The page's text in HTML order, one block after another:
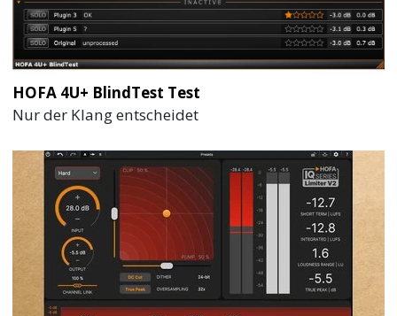
HOFA 4U+ BlindTest Test
Nur der Klang entscheidet